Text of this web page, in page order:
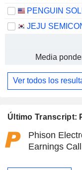
Último Transcript:
Phison
Earnings
Media
Ver todos los